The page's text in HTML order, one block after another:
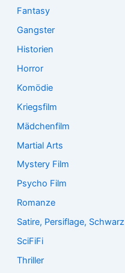
Fantasy
Gangster
Historien
Horror
Komödie
Kriegsfilm
Mädchenfilm
Martial Arts
Mystery Film
Psycho Film
Romanze
Satire, Persiflage, Schwarz
SciFiFi
Thriller